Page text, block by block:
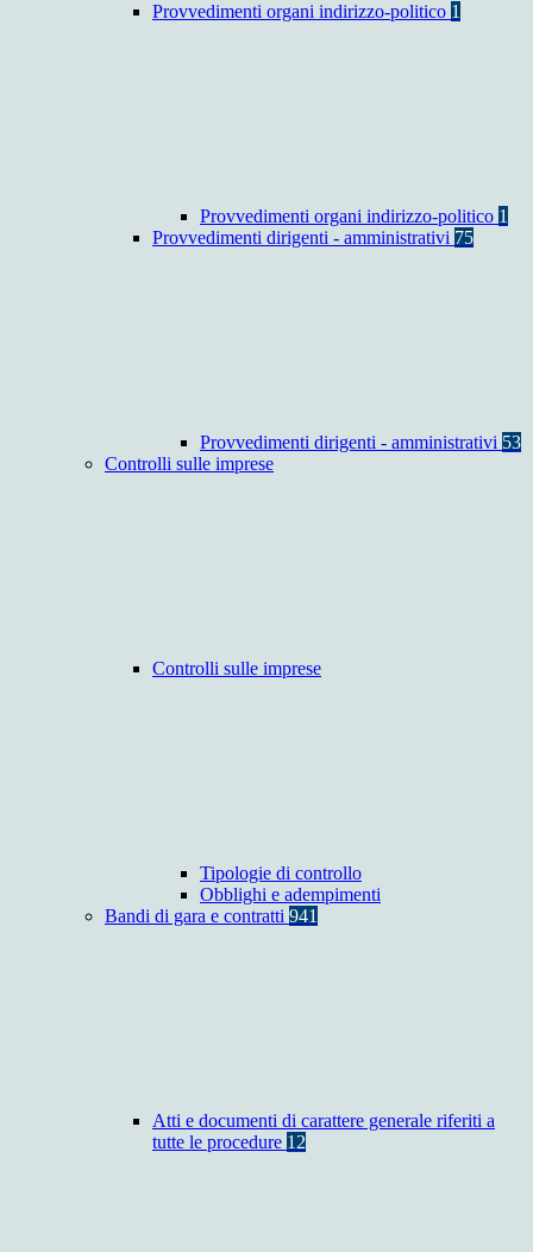
Provvedimenti organi indirizzo-politico 1
Provvedimenti organi indirizzo-politico 1
Provvedimenti dirigenti - amministrativi 75
Provvedimenti dirigenti - amministrativi 53
Controlli sulle imprese
Controlli sulle imprese
Tipologie di controllo
Obblighi e adempimenti
Bandi di gara e contratti 941
Atti e documenti di carattere generale riferiti a
tutte le procedure 12